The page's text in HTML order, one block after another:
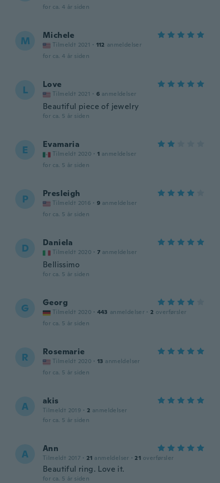
for ca. 4 år siden
M Michele
Tilmeldt 2021 · 112 anmeldelser
for ca. 4 år siden
L Love
Tilmeldt 2021 · 6 anmeldelser
Beautiful piece of jewelry
for ca. 5 år siden
E Evamaria
Tilmeldt 2020 · 1 anmeldelser
for ca. 5 år siden
P Presleigh
Tilmeldt 2016 · 9 anmeldelser
for ca. 5 år siden
D Daniela
Tilmeldt 2020 · 7 anmeldelser
Bellissimo
for ca. 5 år siden
G Georg
Tilmeldt 2020 · 443 anmeldelser · 2 overførsler
for ca. 5 år siden
R Rosemarie
Tilmeldt 2020 · 13 anmeldelser
for ca. 5 år siden
A akis
Tilmeldt 2019 · 2 anmeldelser
for ca. 5 år siden
A Ann
Tilmeldt 2017 · 21 anmeldelser · 21 overførsler
Beautiful ring. Love it.
for ca. 5 år siden